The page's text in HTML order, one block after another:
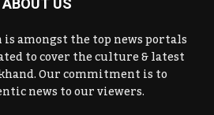
amongst the top news portals
to cover the culture & latest
Our commitment is to
news to our viewers.